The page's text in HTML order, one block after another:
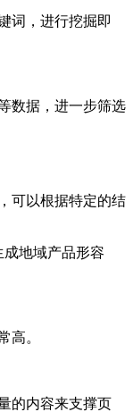
词，进行挖掘即
数据，进一步筛选
可以根据特定的结
地域产品形容
高。
的内容来支撑页